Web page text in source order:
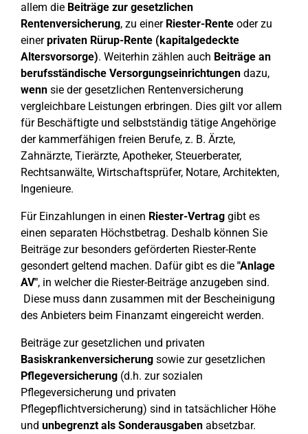
allem die Beiträge zur gesetzlichen
Rentenversicherung, zu einerRiester-Rente oder zu
einerprivaten Rürup-Rente (kapitalgedeckte
Altersvorsorge). Weiterhin zählen auch Beiträge an
berufsständische Versorgungseinrichtungen dazu,
wenn sie der gesetzlichen Rentenversicherung
vergleichbare Leistungen erbringen. Dies gilt vor allem
für Beschäftigte und selbstständig tätige Angehörige
der kammerfähigen freien Berufe, z. B. Ärzte,
Zahnärzte, Tierärzte, Apotheker, Steuerberater,
Rechtsanwälte, Wirtschaftsprüfer, Notare, Architekten,
Ingenieure.
Für Einzahlungen in einen Riester-Vertrag gibt es
einen separaten Höchstbetrag. Deshalb können Sie
Beiträge zur besonders geförderten Riester-Rente
gesondert geltend machen. Dafür gibt es die "Anlage
AV", in welcher die Riester-Beiträge anzugeben sind.
Diese muss dann zusammen mit der Bescheinigung
des Anbieters beim Finanzamt eingereicht werden.
Beiträge zur gesetzlichen und privaten
Basiskrankenversicherung sowie zur gesetzlichen
Pflegeversicherung (d.h. zur sozialen
Pflegeversicherung und privaten
Pflegepflichtversicherung) sind in tatsächlicher Höhe
und unbegrenzt als Sonderausgaben absetzbar.